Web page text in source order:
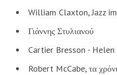
William Claxton, Jazz
Γιάννης Στυλιανού
Cartier Bresson -
Robert McCabe, τα